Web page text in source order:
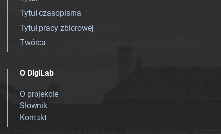
Tytuł czasopisma
Tytuł pracy zbiorowej
Twórca
O DigiLab
O projekcie
Słownik
Kontakt